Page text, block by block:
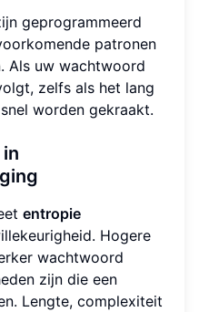
geprogrammeerd
patronen
Als uw wachtwoord
zelfs als het lang
worden gekraakt.
entropie
Hogere
wachtwoord
zijn die een
Lengte, complexiteit